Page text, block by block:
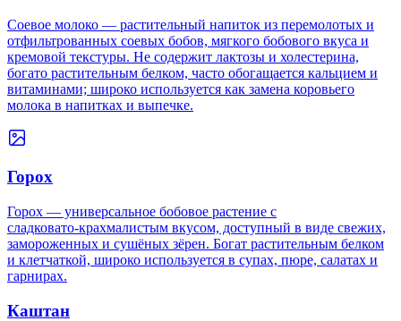
Соевое молоко — растительный напиток из перемолотых и
отфильтрованных соевых бобов, мягкого бобового вкуса и
кремовой текстуры. Не содержит лактозы и холестерина,
богато растительным белком, часто обогащается кальцием и
витаминами; широко используется как замена коровьего
молока в напитках и выпечке.
Горох
Горох — универсальное бобовое растение с
сладковато‑крахмалистым вкусом, доступный в виде свежих,
замороженных и сушёных зёрен. Богат растительным белком
и клетчаткой, широко используется в супах, пюре, салатах и
гарнирах.
Каштан